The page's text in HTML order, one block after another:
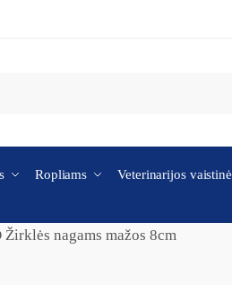
Ropliams Veterinarijos vaistinė
Žirklės nagams mažos 8cm